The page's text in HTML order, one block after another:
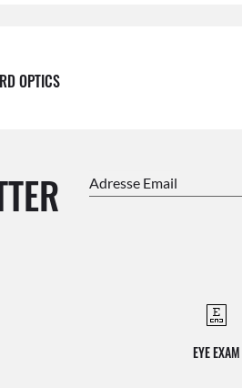
OPTICS
Adresse Email
EYE EXAM